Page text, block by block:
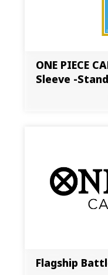
ONE PIECE
Sleeve -
Flagship